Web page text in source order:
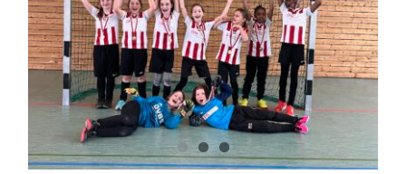
Shop
E- Juniorinnen werden
Bremer Futsal-Cup Sieger